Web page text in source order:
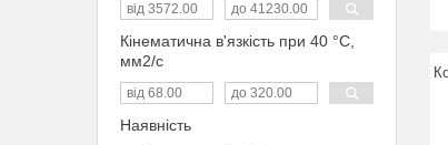
Кінематична в'язкість при 40 °С,
мм2/с
Наявність